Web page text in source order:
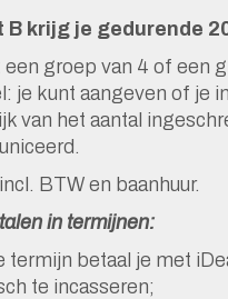
B krijg je gedurende
een groep van 4 of een
je kunt aangeven of je
van het aantal
BTW en baanhuur.
in termijnen:
termijn betaal je met
te incasseren;